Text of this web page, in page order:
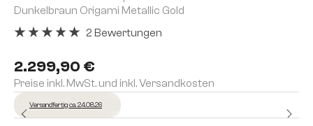
Dunkelbraun Origami Metallic Gold
2.299,90 €
Preise inkl. MwSt. und inkl. Versandkosten
2 Bewertungen
Versandfertig ca. 24.08.26